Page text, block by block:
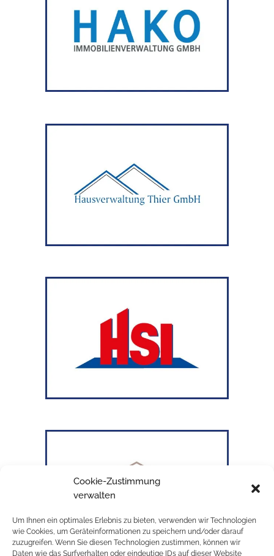
Cookie-Zustimmung
verwalten
Um Ihnen ein optimales Erlebnis zu bieten, verwenden wir Technologien
wie Cookies, um Geräteinformationen zu speichern und/oder darauf
zuzugreifen. Wenn Sie diesen Technologien zustimmen, können wir
Daten wie das Surfverhalten oder eindeutige IDs auf dieser Website